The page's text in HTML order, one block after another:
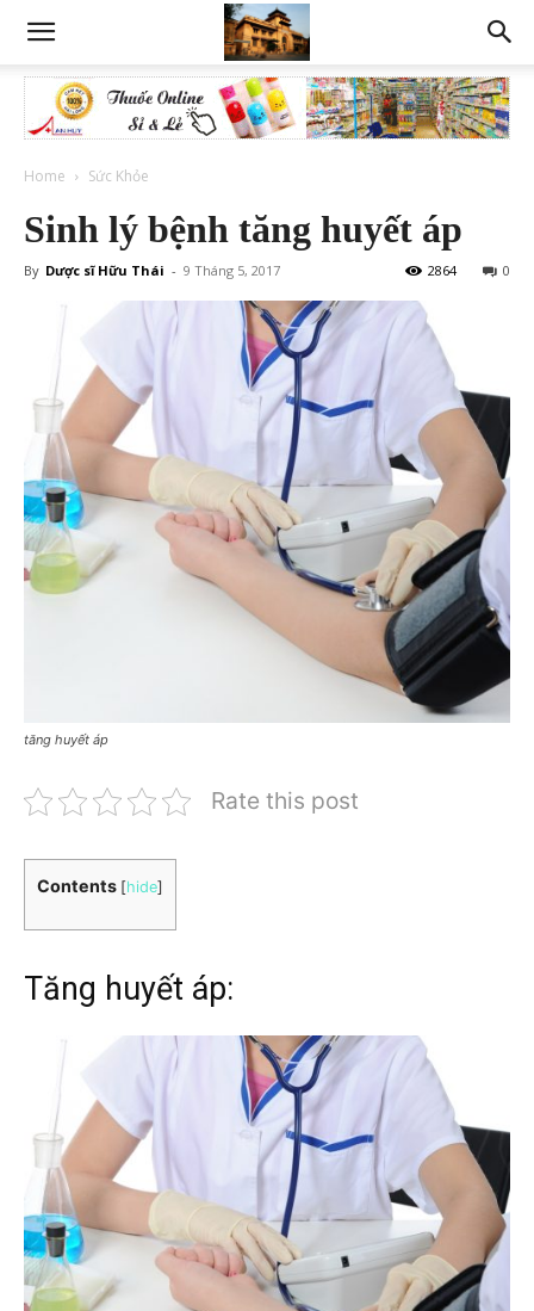
Home Sức Khỏe
Sinh lý bệnh tăng huyết áp
By Dược sĩ Hữu Thái - 9 Tháng 5, 2017 0
2864
tăng huyết áp
Rate this post
Contents [hide]
Tăng huyết áp: